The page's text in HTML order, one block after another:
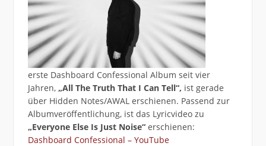
erste Dashboard Confessional Album seit vier
Jahren, „All The Truth That I Can Tell“, ist gerade
über Hidden Notes/AWAL erschienen. Passend zur
Albumveröffentlichung, ist das Lyricvideo zu
„Everyone Else Is Just Noise“erschienen:
Dashboard Confessional – YouTube